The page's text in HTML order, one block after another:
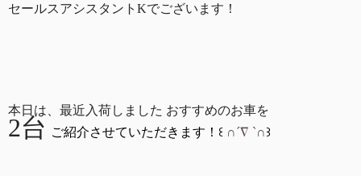
セールスアシスタントKでございます！
本日は、最近入荷しました おすすめのお車を
2台 ご紹介させていただきます！ ꒰ ∩´∇ `∩꒱